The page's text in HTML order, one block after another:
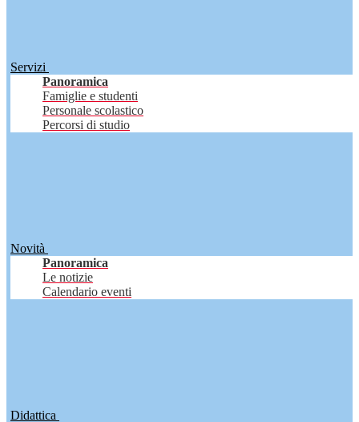
Servizi
Panoramica
Famiglie e studenti
Personale scolastico
Percorsi di studio
Novità
Panoramica
Le notizie
Calendario eventi
Didattica